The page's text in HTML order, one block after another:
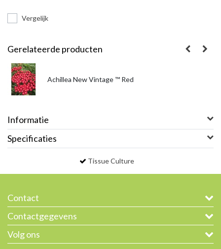
Vergelijk
Gerelateerde producten
Achillea New Vintage ™ Red
Informatie
Specificaties
Tissue Culture
Contact
Contactgegevens
Volg ons